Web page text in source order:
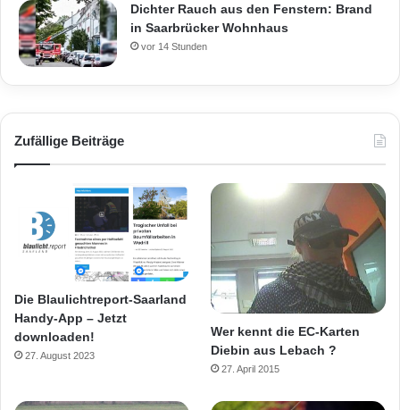
Dichter Rauch aus den Fenstern: Brand
in Saarbrücker Wohnhaus
vor 14 Stunden
Zufällige Beiträge
Die Blaulichtreport-Saarland
Handy-App – Jetzt
downloaden!
27. August 2023
Wer kennt die EC-Karten
Diebin aus Lebach ?
27. April 2015